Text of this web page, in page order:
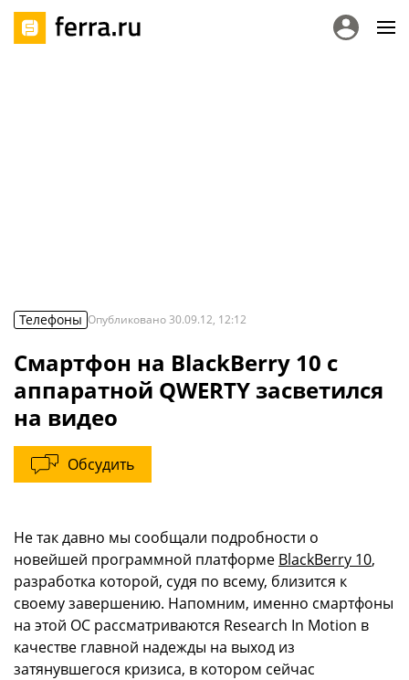
Телефоны Опубликовано30.09.12, 12:12
Смартфон на BlackBerry 10 с
аппаратной QWERTY засветился
на видео
Обсудить
Не так давно мы сообщали подробности о
новейшей программной платформе BlackBerry 10,
разработка которой, судя по всему, близится к
своему завершению. Напомним, именно смартфоны
на этой ОС рассматриваются Research In Motion в
качестве главной надежды на выход из
затянувшегося кризиса, в котором сейчас